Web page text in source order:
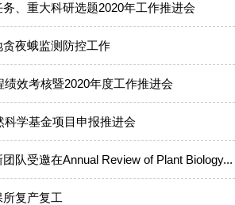
、重大科研选题2020年工作推进会
夜蛾监测防控工作
效考核暨2020年度工作推进会
学基金项目申报推进会
队受邀在Annual Review of Plant Biology...
复产复工